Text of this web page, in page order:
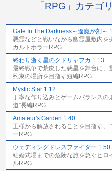
「RPG」カテゴ
Gate In The Darkness～逢魔が刻～
悪霊などと戦いながら幽霊屋敷内
カルトホラーRPG
終わり逝く星のクドリャフカ 1.13
最終戦争で荒廃した惑星を舞台に
約束の場所を目指す短編RPG
Mystic Star 1.12
丁寧な作り込みとゲームバランスの
道”長編RPG
Amateur's Garden 1.40
王様から解放されることを目指す、
ーRPG
ウェディングドレスファイター 1.50
結婚式場までの危険な旅を急ぐヒロ
ルRPG